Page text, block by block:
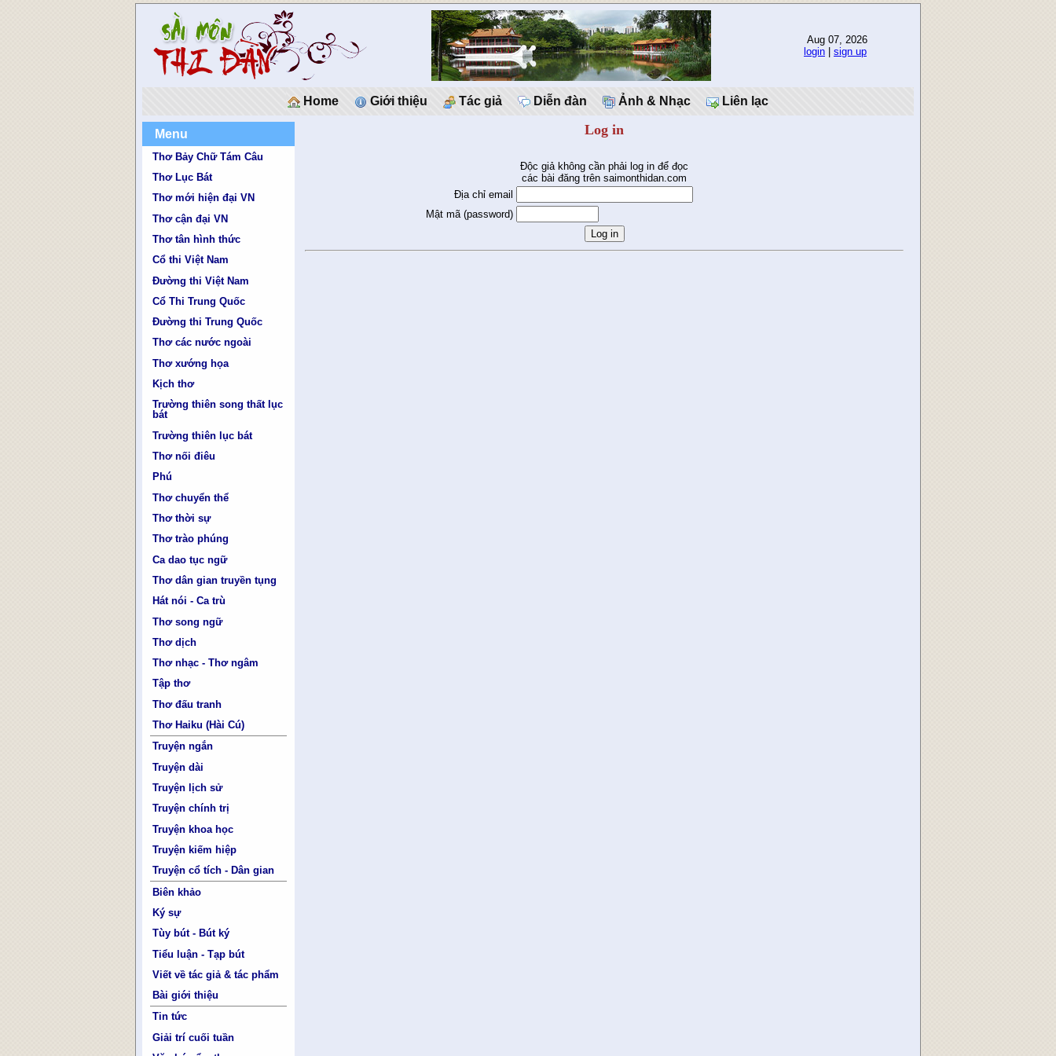
Aug 07, 2026
login
sign up
Home Giới thiệu Tác giả Diễn đàn Ảnh & Nhạc Liên lạc
Menu
Thơ Bảy Chữ Tám Câu
Thơ Lục Bát
Thơ mới hiện đại VN
Thơ cận đại VN
Thơ tân hình thức
Cổ thi Việt Nam
Đường thi Việt Nam
Cổ Thi Trung Quốc
Đường thi Trung Quốc
Thơ các nước ngoài
Thơ xướng họa
Kịch thơ
Trường thiên song thất lục
bát
Trường thiên lục bát
Thơ nối điêu
Phú
Thơ chuyển thể
Thơ thời sự
Thơ trào phúng
Ca dao tục ngữ
Thơ dân gian truyền tụng
Hát nói - Ca trù
Thơ song ngữ
Thơ dịch
Thơ nhạc - Thơ ngâm
Tập thơ
Thơ đấu tranh
Thơ Haiku (Hài Cú)
Truyện ngắn
Truyện dài
Truyện lịch sử
Truyện chính trị
Truyện khoa học
Truyện kiếm hiệp
Truyện cổ tích - Dân gian
Biên khảo
Ký sự
Tùy bút - Bút ký
Tiểu luận - Tạp bút
Viết về tác giả & tác phẩm
Bài giới thiệu
Tin tức
Giải trí cuối tuần
Log in
Độc giả không cần phải log in để đọc
các bài đăng trên saimonthidan.com
Địa chỉ email
Mật mã (password)